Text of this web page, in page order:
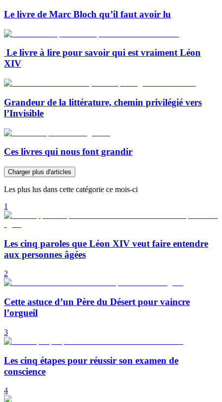
Le livre de Marc Bloch qu’il faut avoir lu
Le livre à lire pour savoir qui est vraiment Léon
XIV
Grandeur de la littérature, chemin privilégié vers
l’Invisible
Ces livres qui nous font grandir
Charger plus d'articles
Les plus lus dans cette catégorie ce mois-ci
1
Les cinq paroles que Léon XIV veut faire entendre
aux personnes âgées
2
Cette astuce d’un Père du Désert pour vaincre
l’orgueil
3
Les cinq étapes pour réussir son examen de
conscience
4